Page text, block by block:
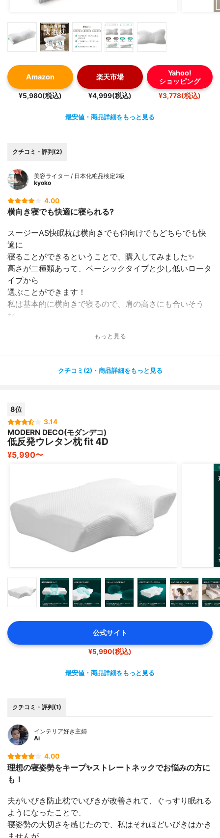
Amazon
¥5,980(税込)
楽天市場
¥4,999(税込)
Yahoo!
ショッピング
¥3,778(税込)
最安値・商品詳細をもっと見る
クチコミ・評判(2)
美容ライター / 日本化粧品検定2級
kyoko
4.00
横向き寝でも快適に寝られる?
スージーAS快眠枕は横向きでも仰向けでもどちらでも快
適に
寝ることができるということで、購入してみました✨
高さが二種類あって、ベーシックタイプと少し低いロータ
イプから
選ぶことができます！
私は基本的に横向きで寝るので、肩の高さにも合いそう
な、
少し高い感じがしました！
最初は新品のにおいのような化学繊維ぽいにおいがかなり
するので、
しっかりめに天日干しするのがおすすめです！
もっと見る
クチコミ(2)・商品詳細をもっと見る
8位
3.14
MODERN DECO(モダンデコ)
低反発ウレタン枕 fit 4D
¥5,990〜
公式サイト
¥5,990(税込)
最安値・商品詳細をもっと見る
クチコミ・評判(1)
インテリア好き主婦
Ai
4.00
理想の寝姿勢をキープ✨ストレートネックでお悩みの方に
も！
夫がいびき防止枕でいびきが改善されて、ぐっすり眠れる
ようになったことで、
寝姿勢の大切さを感じたので、私はそれほどいびきはかき
ませんが、